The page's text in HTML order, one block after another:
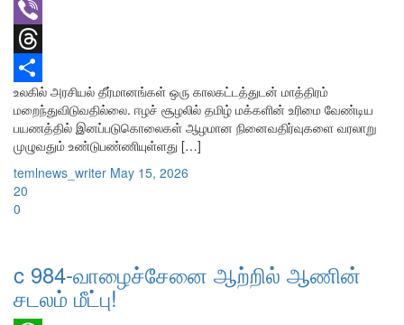
Email
Viber
Threads
Share
உலகில் அரசியல் தீர்மானங்கள் ஒரு காலகட்டத்துடன் மாத்திரம்
மறைந்துவிடுவதில்லை. ஈழச் சூழலில் தமிழ் மக்களின் உரிமை வேண்டிய
பயணத்தில் இனப்படுகொலைகள் ஆழமான நினைவதிர்வுகளை வரலாறு
முழுவதும் உண்டுபண்ணியுள்ளது […]
temlnews_writer May 15, 2026
20
0
c 984-வாழைச்சேனை ஆற்றில் ஆணின்
சடலம் மீட்பு!